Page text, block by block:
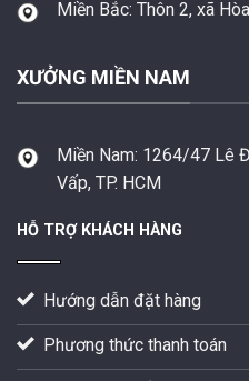
Miền Bắc: Thôn 2, xã
XƯỞNG MIỀN NAM
Miền Nam: 1264/47 Lê
Vấp, TP. HCM
HỖ TRỢ KHÁCH HÀNG
Hướng dẫn đặt hàng
Phương thức thanh toán